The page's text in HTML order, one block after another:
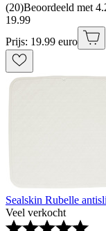
(20)Beoordeeld met
19.99
Prijs: 19.99 euro
Sealskin Rubelle
Veel verkocht